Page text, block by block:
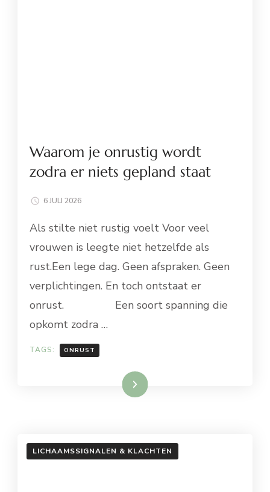
Waarom je onrustig wordt
zodra er niets gepland staat
6 JULI 2026
Als stilte niet rustig voelt Voor veel
vrouwen is leegte niet hetzelfde als
rust.Een lege dag. Geen afspraken. Geen
verplichtingen. En toch ontstaat er
onrust. Een soort spanning die
opkomt zodra …
TAGS: ONRUST
Lees meer
LICHAAMSSIGNALEN & KLACHTEN